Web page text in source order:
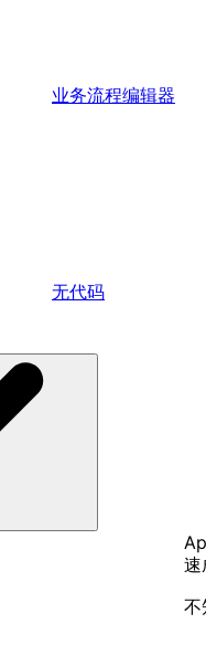
业务流程编辑器
无代码
速
不